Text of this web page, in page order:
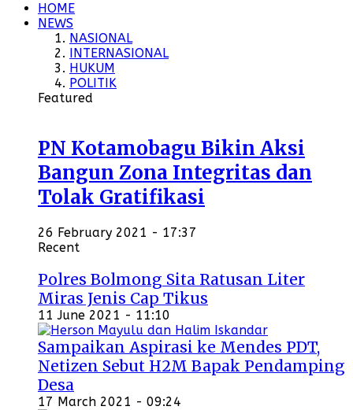
HOME
NEWS
NASIONAL
INTERNASIONAL
HUKUM
POLITIK
Featured
PN Kotamobagu Bikin Aksi
Bangun Zona Integritas dan
Tolak Gratifikasi
26 February 2021 - 17:37
Recent
Polres Bolmong Sita Ratusan Liter
Miras Jenis Cap Tikus
11 June 2021 - 11:10
Sampaikan Aspirasi ke Mendes PDT,
Netizen Sebut H2M Bapak Pendamping
Desa
17 March 2021 - 09:24